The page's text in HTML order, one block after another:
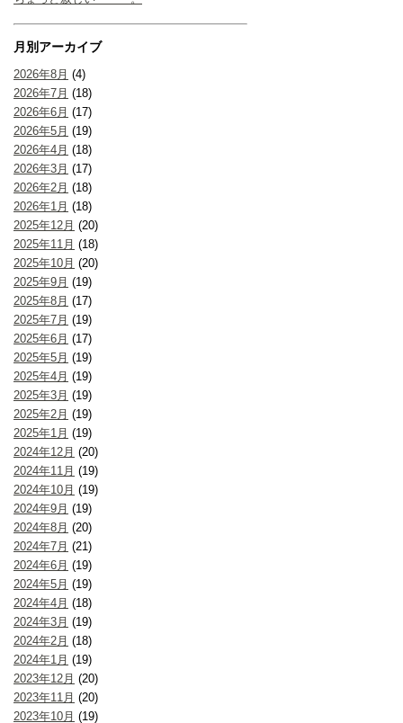
月別アーカイブ
2026年8月 (4)
2026年7月 (18)
2026年6月 (17)
2026年5月 (19)
2026年4月 (18)
2026年3月 (17)
2026年2月 (18)
2026年1月 (18)
2025年12月 (20)
2025年11月 (18)
2025年10月 (20)
2025年9月 (19)
2025年8月 (17)
2025年7月 (19)
2025年6月 (17)
2025年5月 (19)
2025年4月 (19)
2025年3月 (19)
2025年2月 (19)
2025年1月 (19)
2024年12月 (20)
2024年11月 (19)
2024年10月 (19)
2024年9月 (19)
2024年8月 (20)
2024年7月 (21)
2024年6月 (19)
2024年5月 (19)
2024年4月 (18)
2024年3月 (19)
2024年2月 (18)
2024年1月 (19)
2023年12月 (20)
2023年11月 (20)
2023年10月 (19)